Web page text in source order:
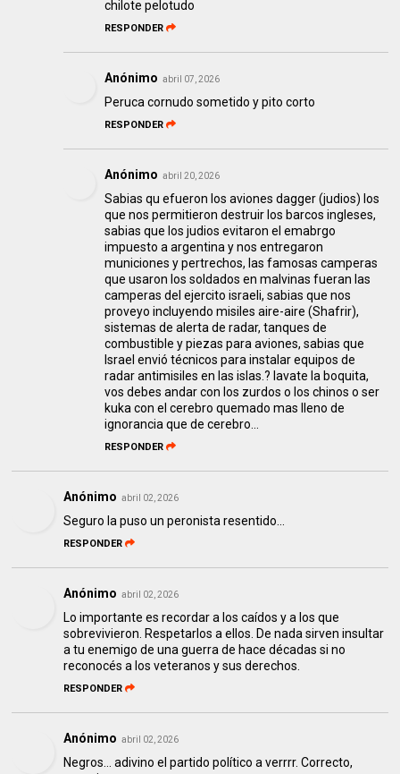
chilote pelotudo
RESPONDER
Anónimo abril 07, 2026
Peruca cornudo sometido y pito corto
RESPONDER
Anónimo abril 20, 2026
Sabias qu efueron los aviones dagger (judios) los
que nos permitieron destruir los barcos ingleses,
sabias que los judios evitaron el emabrgo
impuesto a argentina y nos entregaron
municiones y pertrechos, las famosas camperas
que usaron los soldados en malvinas fueran las
camperas del ejercito israeli, sabias que nos
proveyo incluyendo misiles aire-aire (Shafrir),
sistemas de alerta de radar, tanques de
combustible y piezas para aviones, sabias que
Israel envió técnicos para instalar equipos de
radar antimisiles en las islas.? lavate la boquita,
vos debes andar con los zurdos o los chinos o ser
kuka con el cerebro quemado mas lleno de
ignorancia que de cerebro...
RESPONDER
Anónimo abril 02, 2026
Seguro la puso un peronista resentido...
RESPONDER
Anónimo abril 02, 2026
Lo importante es recordar a los caídos y a los que
sobrevivieron. Respetarlos a ellos. De nada sirven insultar
a tu enemigo de una guerra de hace décadas si no
reconocés a los veteranos y sus derechos.
RESPONDER
Anónimo abril 02, 2026
Negros… adivino el partido político a verrrr. Correcto,